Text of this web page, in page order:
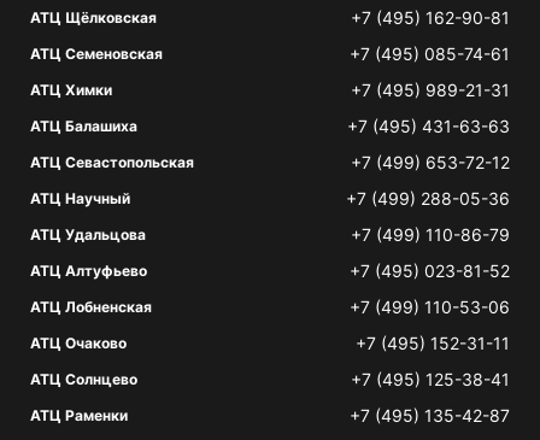
АТЦ Щёлковская +7 (495) 162-90-81
АТЦ Семеновская +7 (495) 085-74-61
АТЦ Химки +7 (495) 989-21-31
АТЦ Балашиха +7 (495) 431-63-63
АТЦ Севастопольская +7 (499) 653-72-12
АТЦ Научный +7 (499) 288-05-36
АТЦ Удальцова +7 (499) 110-86-79
АТЦ Алтуфьево +7 (495) 023-81-52
АТЦ Лобненская +7 (499) 110-53-06
АТЦ Очаково +7 (495) 152-31-11
АТЦ Солнцево +7 (495) 125-38-41
АТЦ Раменки +7 (495) 135-42-87